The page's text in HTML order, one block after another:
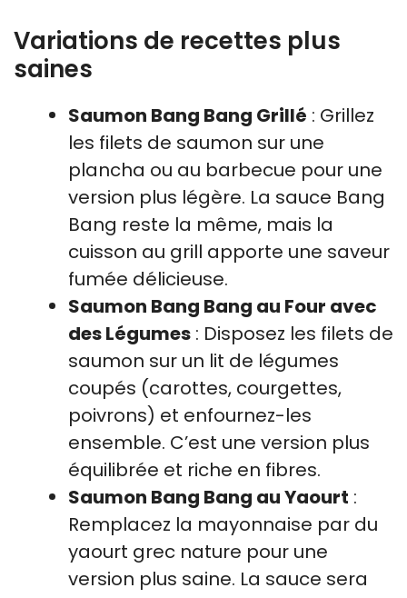
Variations de recettes plus
saines
Saumon Bang Bang Grillé : Grillez
les filets de saumon sur une
plancha ou au barbecue pour une
version plus légère. La sauce Bang
Bang reste la même, mais la
cuisson au grill apporte une saveur
fumée délicieuse.
Saumon Bang Bang au Four avec
des Légumes : Disposez les filets de
saumon sur un lit de légumes
coupés (carottes, courgettes,
poivrons) et enfournez-les
ensemble. C’est une version plus
équilibrée et riche en fibres.
Saumon Bang Bang au Yaourt :
Remplacez la mayonnaise par du
yaourt grec nature pour une
version plus saine. La sauce sera